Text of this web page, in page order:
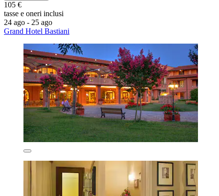
105 €
tasse e oneri inclusi
24 ago - 25 ago
Grand Hotel Bastiani